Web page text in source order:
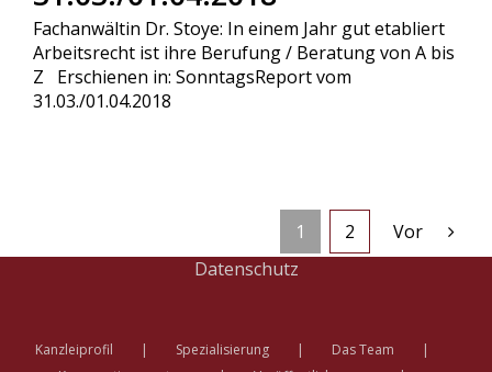
Fachanwältin Dr. Stoye: In einem Jahr gut etabliert
Arbeitsrecht ist ihre Berufung / Beratung von A bis
Z Erschienen in: SonntagsReport vom
31.03./01.04.2018
1 2
Vor
Datenschutz
Kanzleiprofil Spezialisierung
Das Team